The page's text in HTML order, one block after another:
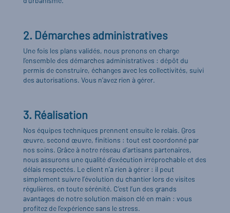
2. Démarches administratives
Une fois les plans validés, nous prenons en charge
l’ensemble des démarches administratives : dépôt du
permis de construire, échanges avec les collectivités, suivi
des autorisations. Vous n’avez rien à gérer.
3. Réalisation
Nos équipes techniques prennent ensuite le relais. Gros
œuvre, second œuvre, finitions : tout est coordonné par
nos soins. Grâce à notre réseau d’artisans partenaires,
nous assurons une qualité d’exécution irréprochable et des
délais respectés. Le client n’a rien à gérer : il peut
simplement suivre l’évolution du chantier lors de visites
régulières, en toute sérénité. C’est l’un des grands
avantages de notre solution maison clé en main : vous
profitez de l’expérience sans le stress.